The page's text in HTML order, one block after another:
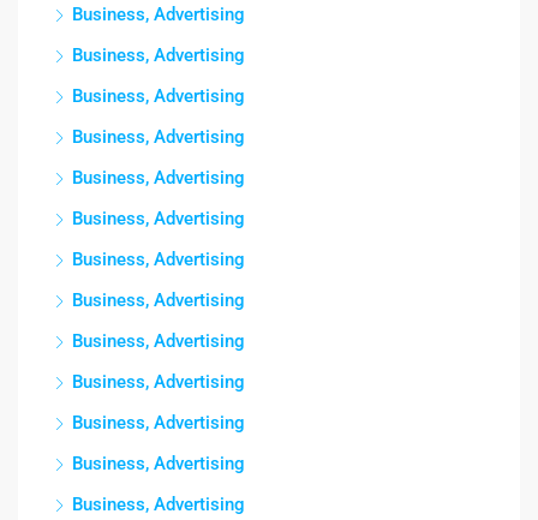
Business, Advertising
Business, Advertising
Business, Advertising
Business, Advertising
Business, Advertising
Business, Advertising
Business, Advertising
Business, Advertising
Business, Advertising
Business, Advertising
Business, Advertising
Business, Advertising
Business, Advertising